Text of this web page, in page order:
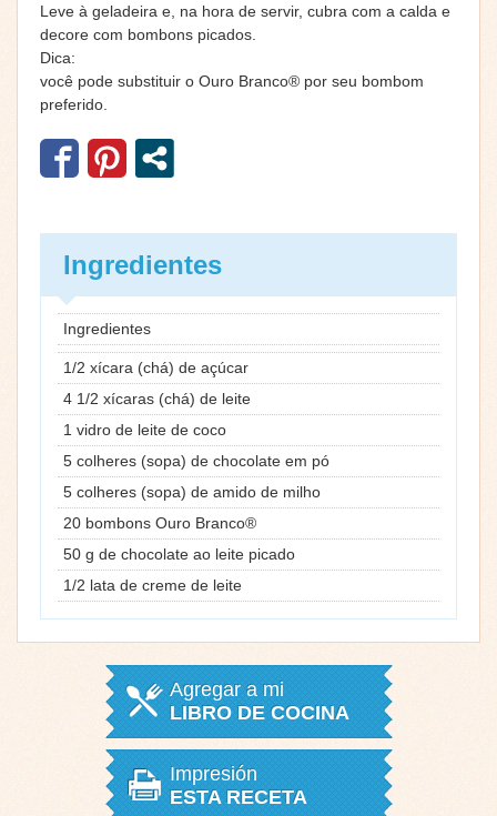
Leve à geladeira e, na hora de servir, cubra com a calda e
decore com bombons picados.
Dica:
você pode substituir o Ouro Branco® por seu bombom
preferido.
Ingredientes
Ingredientes
1/2 xícara (chá) de açúcar
4 1/2 xícaras (chá) de leite
1 vidro de leite de coco
5 colheres (sopa) de chocolate em pó
5 colheres (sopa) de amido de milho
20 bombons Ouro Branco®
50 g de chocolate ao leite picado
1/2 lata de creme de leite
Agregar a mi
LIBRO DE COCINA
Impresión
ESTA RECETA